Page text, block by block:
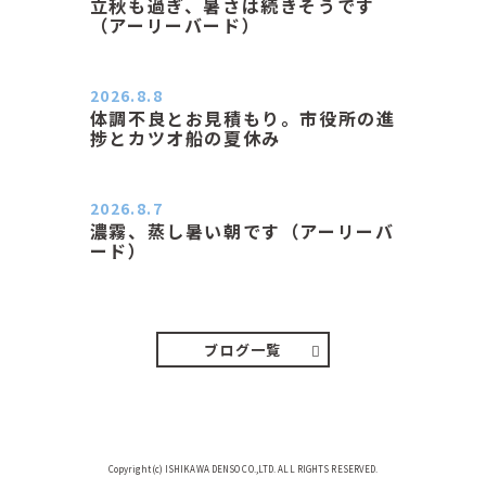
立秋も過ぎ、暑さは続きそうです
（アーリーバード）
体調不良とお見積もり。市役所の進
捗とカツオ船の夏休み
2026.8.8
濃霧、蒸し暑い朝です（アーリーバ
ード）
2026.8.7
ブログ一覧
Copyright(c) ISHIKAWA DENSO CO.,LTD. ALL RIGHTS RESERVED.